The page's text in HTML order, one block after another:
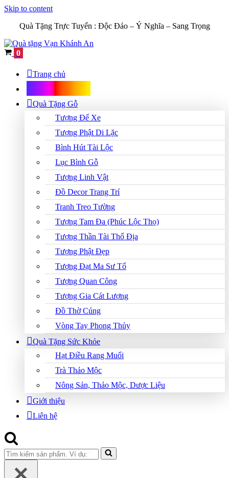
Skip to content
Quà Tặng Trực Tuyến : Độc Đáo – Ý Nghĩa – Sang Trọng
Cart
0
Trang chủ
Quà Tặng Gỗ
Tượng Để Xe
Tượng Phật Di Lặc
Bình Hút Tài Lộc
Lục Bình Gỗ
Tượng Linh Vật
Đồ Decor Trang Trí
Tranh Treo Tường
Tượng Tam Đa (Phúc Lộc Thọ)
Tượng Thần Tài Thổ Địa
Tượng Phật Đẹp
Tượng Đạt Ma Sư Tổ
Tượng Quan Công
Tượng Gia Cát Lượng
Đồ Thờ Cúng
Vòng Tay Phong Thủy
Quà Tặng Sức Khỏe
Hạt Điều Rang Muối
Trà Thảo Mộc
Nông Sản, Thảo Mộc, Dược Liệu
Giới thiệu
Liên hệ
Search
for...